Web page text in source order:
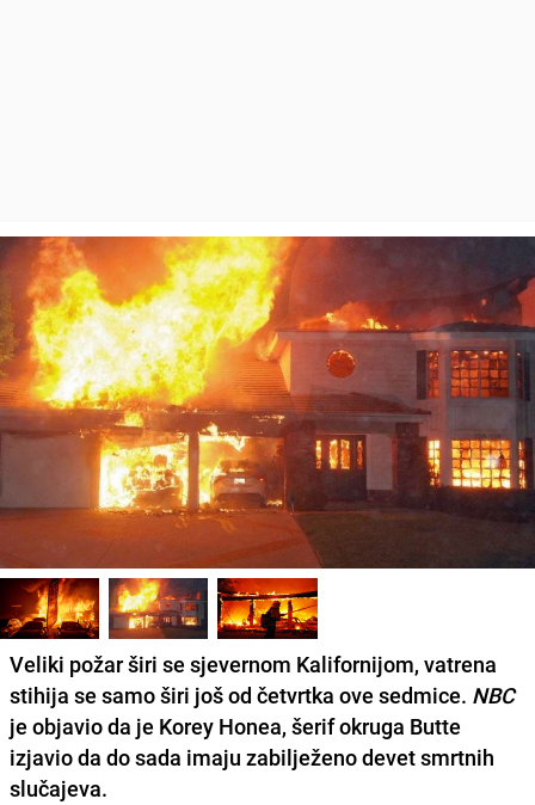
Veliki požar širi se sjevernom Kalifornijom, vatrena
stihija se samo širi još od četvrtka ove sedmice. NBC
je objavio da je Korey Honea, šerif okruga Butte
izjavio da do sada imaju zabilježeno devet smrtnih
slučajeva.